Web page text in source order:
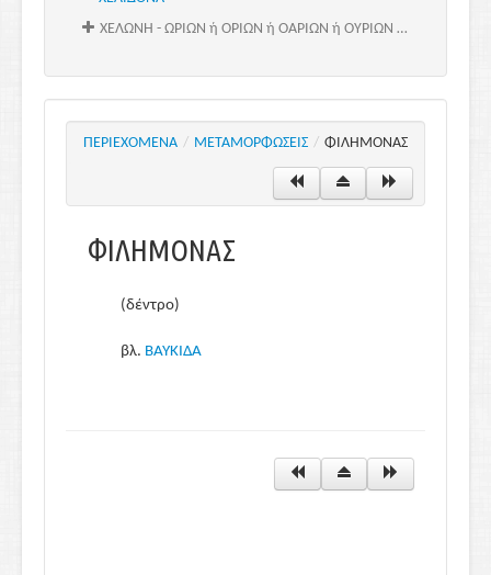
ΧΕΛΩΝΗ - ΩΡΙΩΝ ή ΟΡΙΩΝ ή ΟΑΡΙΩΝ ή ΟΥΡΙΩΝ ή ΩΑΡΙΩΝ
ΩΡΙΩΝ ή ΟΡΙΩΝ ή ΟΑΡΙΩΝ ή ΟΥΡΙΩΝ ή ΩΑΡΙΩΝ
ΠΕΡΙΕΧΟΜΕΝΑ / ΜΕΤΑΜΟΡΦΩΣΕΙΣ / ΦΙΛΗΜΟΝΑΣ
ΦΙΛΗΜΟΝΑΣ
(δέντρο)
βλ. ΒΑΥΚΙΔΑ